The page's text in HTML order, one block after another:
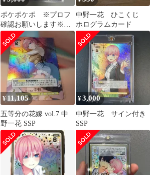
ポケポケポ ※プロフ
確認お願いします※様
リクエスト 4点 まとめ
商品
中野一花 ひこくじ
ホログラムカード
¥ 11,105
五等分の花嫁 vol.7 中
野一花 SSP
¥3,000
中野一花 サイン付き
SSP